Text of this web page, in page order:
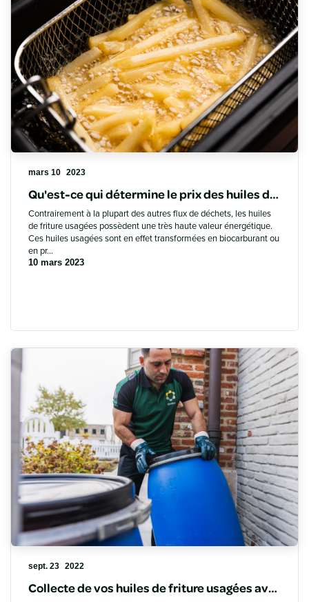
mars 10 2023
Qu'est-ce qui détermine le prix des huiles de friture usagées ?
Contrairement à la plupart des autres flux de déchets, les huiles
de friture usagées possèdent une très haute valeur énergétique.
Ces huiles usagées sont en effet transformées en biocarburant ou
en pr...
10 mars 2023
sept. 23 2022
Collecte de vos huiles de friture usagées avec Quatra